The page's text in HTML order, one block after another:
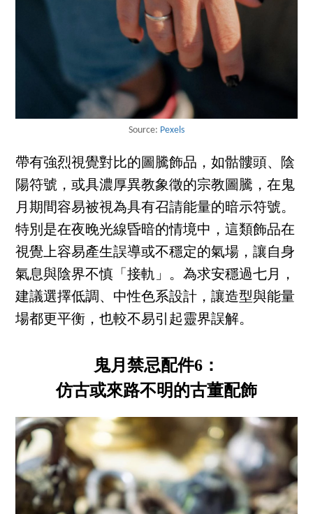
Source: Pexels
帶有強烈視覺對比的圖騰飾品，如骷髏頭、陰
陽符號，或具濃厚異教象徵的宗教圖騰，在鬼
月期間容易被視為具有召請能量的暗示符號。
特別是在夜晚光線昏暗的情境中，這類飾品在
視覺上容易產生誤導或不穩定的氣場，讓自身
氣息與陰界不慎「接軌」。為求安穩過七月，
建議選擇低調、中性色系設計，讓造型與能量
場都更平衡，也較不易引起靈界誤解。
鬼月禁忌配件6：
仿古或來路不明的古董配飾